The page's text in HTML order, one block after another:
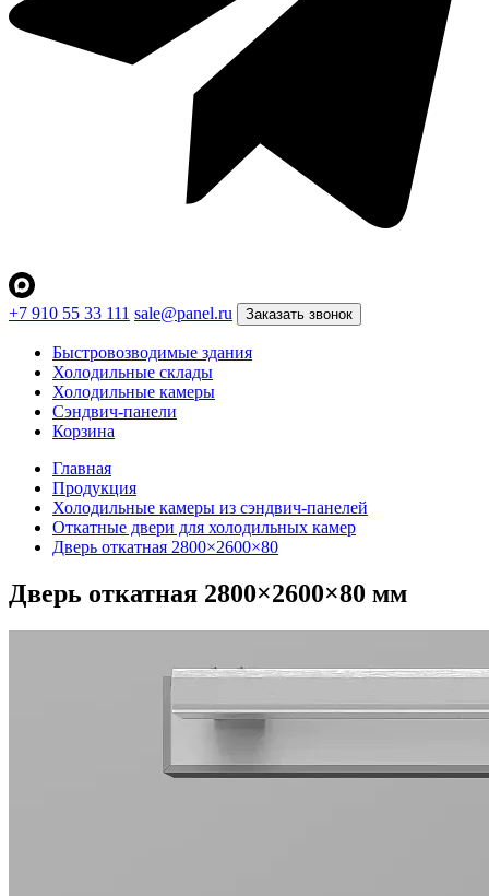
+7 910 55 33 111 sale@panel.ru Заказать звонок
Быстровозводимые здания
Холодильные склады
Холодильные камеры
Сэндвич-панели
Корзина
Главная
Продукция
Холодильные камеры из сэндвич-панелей
Откатные двери для холодильных камер
Дверь откатная 2800×2600×80
Дверь откатная 2800×2600×80 мм